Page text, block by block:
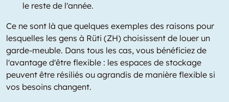
le reste de l'année.
Ce ne sont là que quelques exemples des raisons pour
lesquelles les gens à Rüti (ZH) choisissent de louer un
garde-meuble. Dans tous les cas, vous bénéficiez de
l'avantage d'être flexible : les espaces de stockage
peuvent être résiliés ou agrandis de manière flexible si
vos besoins changent.